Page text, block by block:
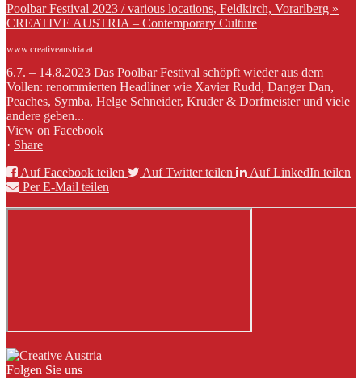
Poolbar Festival 2023 / various locations, Feldkirch, Vorarlberg »
CREATIVE AUSTRIA – Contemporary Culture
www.creativeaustria.at
6.7. – 14.8.2023 Das Poolbar Festival schöpft wieder aus dem
Vollen: renommierten Headliner wie Xavier Rudd, Danger Dan,
Peaches, Symba, Helge Schneider, Kruder & Dorfmeister und viele
andere geben...
View on Facebook
· Share
Auf Facebook teilen
Auf Twitter teilen
Auf LinkedIn teilen
Per E-Mail teilen
Folgen Sie uns